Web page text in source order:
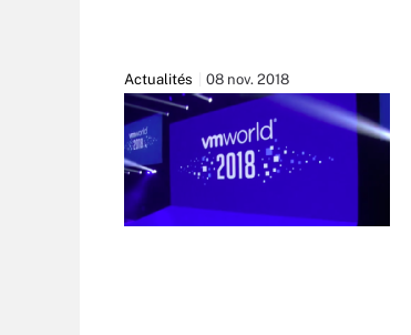
Actualités 08 nov. 2018